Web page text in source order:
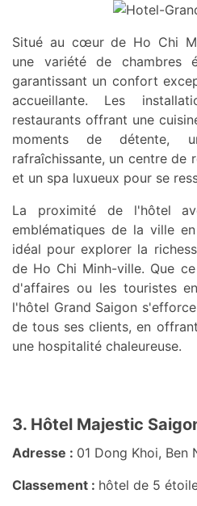
Situé au cœur de Ho Chi
une variété de chambres
garantissant un confort
accueillante. Les
restaurants offrant une
moments de détente,
rafraîchissante, un centre de
et un spa luxueux pour se
La proximité de l'hôtel
emblématiques de la ville
idéal pour explorer la
de Ho Chi Minh-ville. Que
d'affaires ou les touristes
l'hôtel Grand Saigon
de tous ses clients, en
une hospitalité chaleureuse.
3. Hôtel Majestic
Adresse : 01 Dong Khoi, Ben
Classement : hôtel de 5